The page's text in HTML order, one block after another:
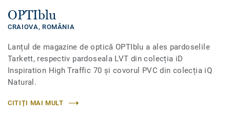
OPTIblu
CRAIOVA, ROMÂNIA
Lanțul de magazine de optică OPTIblu a ales pardoselile
Tarkett, respectiv pardoseala LVT din colecția iD
Inspiration High Traffic 70 și covorul PVC din colecția iQ
Natural.
CITIȚI MAI MULT